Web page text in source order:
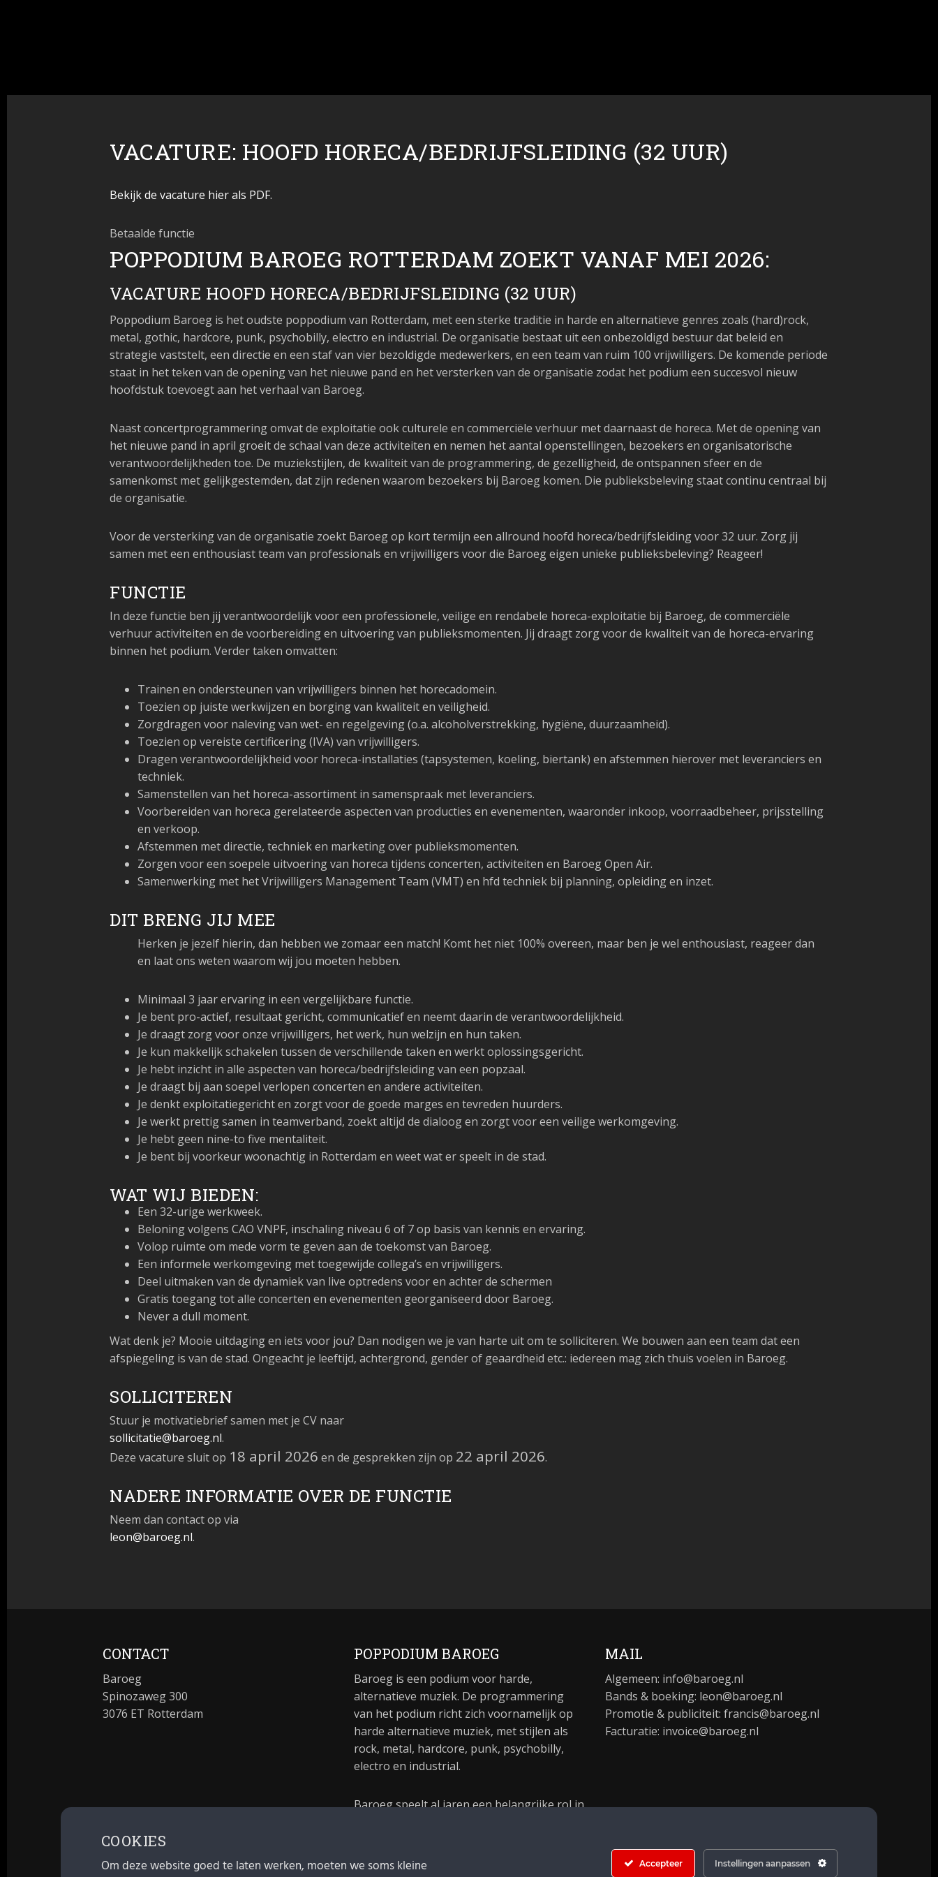
VACATURE: HOOFD HORECA/BEDRIJFSLEIDING (32 UUR)
Bekijk de vacature hier als PDF.
Betaalde functie
POPPODIUM BAROEG ROTTERDAM ZOEKT VANAF MEI 2026:
VACATURE HOOFD HORECA/BEDRIJFSLEIDING (32 UUR)
Poppodium Baroeg is het oudste poppodium van Rotterdam, met een sterke traditie in harde en alternatieve genres zoals (hard)rock,
metal, gothic, hardcore, punk, psychobilly, electro en industrial. De organisatie bestaat uit een onbezoldigd bestuur dat beleid en
strategie vaststelt, een directie en een staf van vier bezoldigde medewerkers, en een team van ruim 100 vrijwilligers. De komende periode
staat in het teken van de opening van het nieuwe pand en het versterken van de organisatie zodat het podium een succesvol nieuw
hoofdstuk toevoegt aan het verhaal van Baroeg.
Naast concertprogrammering omvat de exploitatie ook culturele en commerciële verhuur met daarnaast de horeca. Met de opening van
het nieuwe pand in april groeit de schaal van deze activiteiten en nemen het aantal openstellingen, bezoekers en organisatorische
verantwoordelijkheden toe. De muziekstijlen, de kwaliteit van de programmering, de gezelligheid, de ontspannen sfeer en de
samenkomst met gelijkgestemden, dat zijn redenen waarom bezoekers bij Baroeg komen. Die publieksbeleving staat continu centraal bij
de organisatie.
Voor de versterking van de organisatie zoekt Baroeg op kort termijn een allround hoofd horeca/bedrijfsleiding voor 32 uur. Zorg jij
samen met een enthousiast team van professionals en vrijwilligers voor die Baroeg eigen unieke publieksbeleving? Reageer!
FUNCTIE
In deze functie ben jij verantwoordelijk voor een professionele, veilige en rendabele horeca-exploitatie bij Baroeg, de commerciële
verhuur activiteiten en de voorbereiding en uitvoering van publieksmomenten. Jij draagt zorg voor de kwaliteit van de horeca-ervaring
binnen het podium. Verder taken omvatten:
Trainen en ondersteunen van vrijwilligers binnen het horecadomein.
Toezien op juiste werkwijzen en borging van kwaliteit en veiligheid.
Zorgdragen voor naleving van wet- en regelgeving (o.a. alcoholverstrekking, hygiëne, duurzaamheid).
Toezien op vereiste certificering (IVA) van vrijwilligers.
Dragen verantwoordelijkheid voor horeca-installaties (tapsystemen, koeling, biertank) en afstemmen hierover met leveranciers en
techniek.
Samenstellen van het horeca-assortiment in samenspraak met leveranciers.
Voorbereiden van horeca gerelateerde aspecten van producties en evenementen, waaronder inkoop, voorraadbeheer, prijsstelling
en verkoop.
Afstemmen met directie, techniek en marketing over publieksmomenten.
Zorgen voor een soepele uitvoering van horeca tijdens concerten, activiteiten en Baroeg Open Air.
Samenwerking met het Vrijwilligers Management Team (VMT) en hfd techniek bij planning, opleiding en inzet.
DIT BRENG JIJ MEE
Herken je jezelf hierin, dan hebben we zomaar een match! Komt het niet 100% overeen, maar ben je wel enthousiast, reageer dan
en laat ons weten waarom wij jou moeten hebben.
Minimaal 3 jaar ervaring in een vergelijkbare functie.
Je bent pro-actief, resultaat gericht, communicatief en neemt daarin de verantwoordelijkheid.
Je draagt zorg voor onze vrijwilligers, het werk, hun welzijn en hun taken.
Je kun makkelijk schakelen tussen de verschillende taken en werkt oplossingsgericht.
Je hebt inzicht in alle aspecten van horeca/bedrijfsleiding van een popzaal.
Je draagt bij aan soepel verlopen concerten en andere activiteiten.
Je denkt exploitatiegericht en zorgt voor de goede marges en tevreden huurders.
Je werkt prettig samen in teamverband, zoekt altijd de dialoog en zorgt voor een veilige werkomgeving.
Je hebt geen nine-to five mentaliteit.
Je bent bij voorkeur woonachtig in Rotterdam en weet wat er speelt in de stad.
WAT WIJ BIEDEN:
Een 32-urige werkweek.
Beloning volgens CAO VNPF, inschaling niveau 6 of 7 op basis van kennis en ervaring.
Volop ruimte om mede vorm te geven aan de toekomst van Baroeg.
Een informele werkomgeving met toegewijde collega’s en vrijwilligers.
Deel uitmaken van de dynamiek van live optredens voor en achter de schermen
Gratis toegang tot alle concerten en evenementen georganiseerd door Baroeg.
Never a dull moment.
Wat denk je? Mooie uitdaging en iets voor jou? Dan nodigen we je van harte uit om te solliciteren. We bouwen aan een team dat een
afspiegeling is van de stad. Ongeacht je leeftijd, achtergrond, gender of geaardheid etc.: iedereen mag zich thuis voelen in Baroeg.
SOLLICITEREN
Stuur je motivatiebrief samen met je CV naar
sollicitatie@baroeg.nl.
Deze vacature sluit op 18 april 2026 en de gesprekken zijn op 22 april 2026.
NADERE INFORMATIE OVER DE FUNCTIE
Neem dan contact op via
leon@baroeg.nl.
CONTACT
Baroeg
Spinozaweg 300
3076 ET Rotterdam
POPPODIUM BAROEG
Baroeg is een podium voor harde,
alternatieve muziek. De programmering
van het podium richt zich voornamelijk op
harde alternatieve muziek, met stijlen als
rock, metal, hardcore, punk, psychobilly,
electro en industrial.
Baroeg speelt al jaren een belangrijke rol in
MAIL
Algemeen: info@baroeg.nl
Bands & boeking: leon@baroeg.nl
Promotie & publiciteit: francis@baroeg.nl
Facturatie: invoice@baroeg.nl
COOKIES
Om deze website goed te laten werken, moeten we soms kleine
Accepteer Instellingen aanpassen